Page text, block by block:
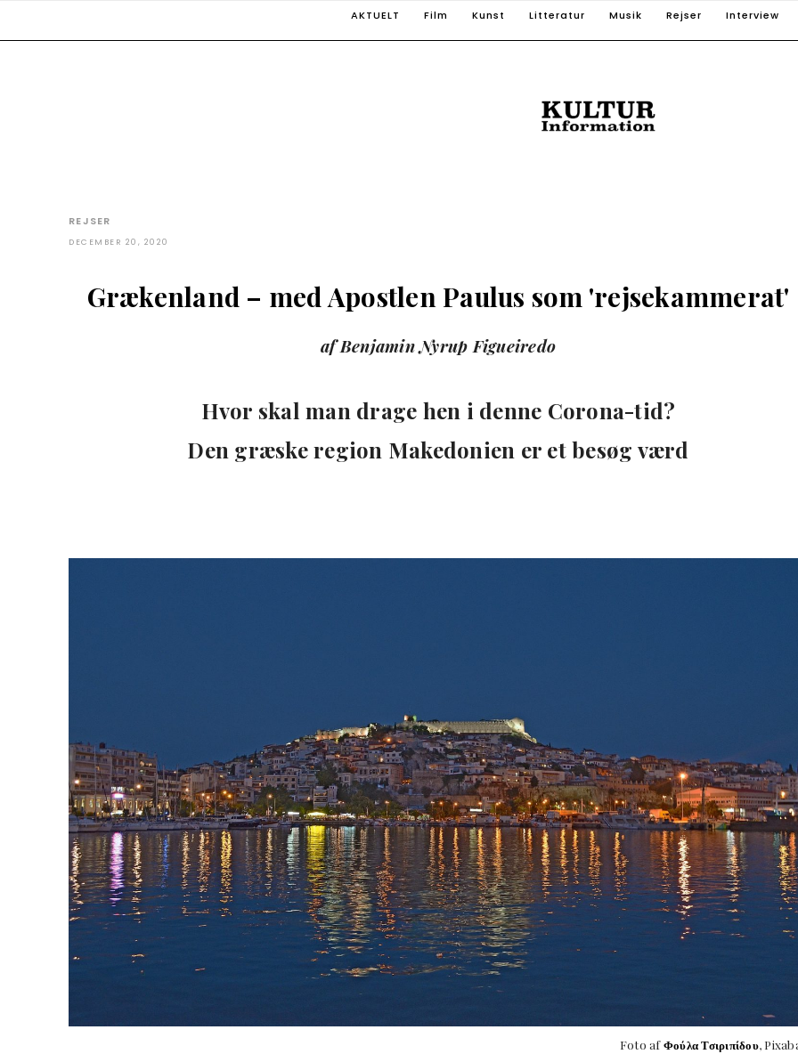
AKTUELT Film Kunst Litteratur Musik Rejser Interview
REJSER
DECEMBER 20, 2020
Grækenland – med Apostlen Paulus som 'rejsekammerat'
af Benjamin Nyrup Figueiredo
Hvor skal man drage hen i denne Corona-tid?
Den græske region Makedonien er et besøg værd
Foto afΦούλα Τσιριπίδου,